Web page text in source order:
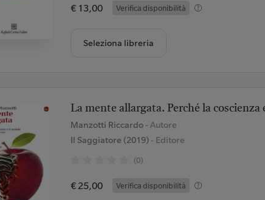
€ 13,00 Verifica disponibilità
Seleziona libreria
La mente allargata. Perché la coscienza
Manzotti Riccardo - Autore
Il Saggiatore (2019)- Editore
(0)
€ 25,00 Verifica disponibilità